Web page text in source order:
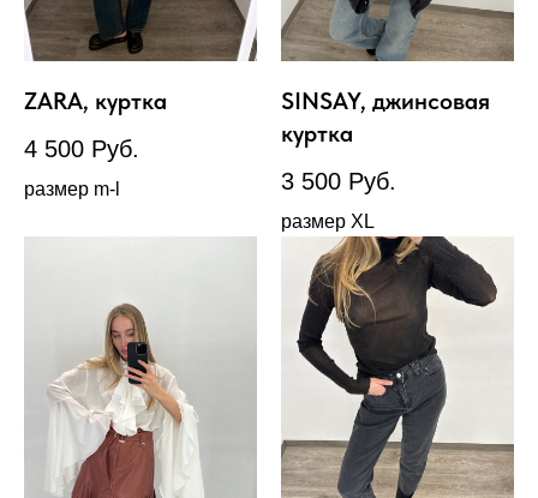
ZARA, куртка
4 500 Руб.
размер m-l
SINSAY, джинсовая
куртка
3 500 Руб.
размер XL